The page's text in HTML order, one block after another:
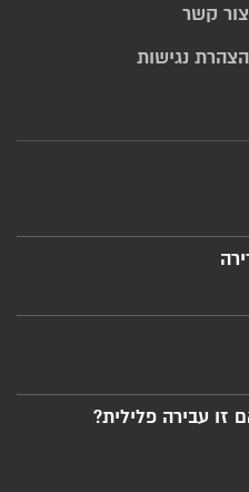
צור קשר
הצהרת נגישות
זו עבירה פלילית?